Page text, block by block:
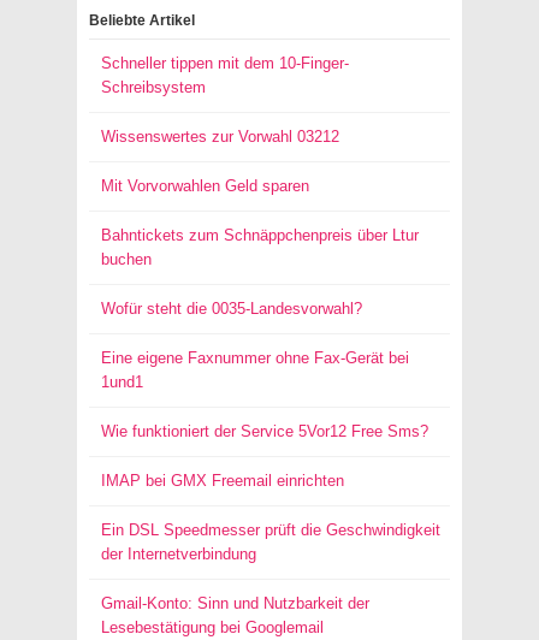
Beliebte Artikel
Schneller tippen mit dem 10-Finger-
Schreibsystem
Wissenswertes zur Vorwahl 03212
Mit Vorvorwahlen Geld sparen
Bahntickets zum Schnäppchenpreis über Ltur
buchen
Wofür steht die 0035-Landesvorwahl?
Eine eigene Faxnummer ohne Fax-Gerät bei
1und1
Wie funktioniert der Service 5Vor12 Free Sms?
IMAP bei GMX Freemail einrichten
Ein DSL Speedmesser prüft die Geschwindigkeit
der Internetverbindung
Gmail-Konto: Sinn und Nutzbarkeit der
Lesebestätigung bei Googlemail